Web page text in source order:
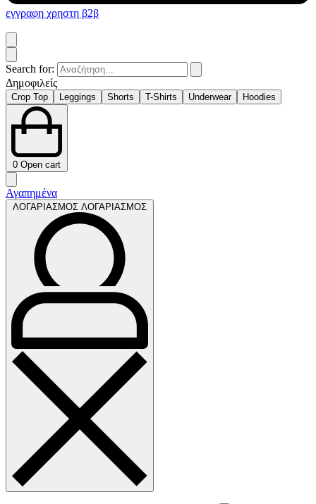
εγγραφη χρηστη β2β
Search for:
Δημοφιλείς
Crop Top Leggings Shorts T-Shirts Underwear Hoodies
0 Open cart
Αγαπημένα
ΛΟΓΑΡΙΑΣΜΟΣ ΛΟΓΑΡΙΑΣΜΟΣ